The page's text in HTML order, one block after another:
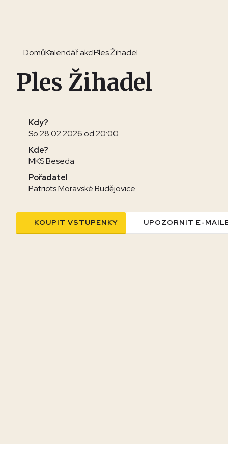
DomůKalendář akcíPles Žihadel
Ples Žihadel
Kdy?
So 28.02.2026 od 20:00
Kde?
MKS Beseda
Pořadatel
Patriots Moravské Budějovice
KOUPIT VSTUPENKY UPOZORNIT E-